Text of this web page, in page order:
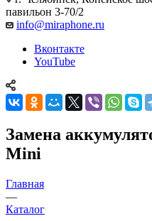
павильон 3-70/2
info@miraphone.ru
Вконтакте
YouTube
Замена
Mini
Главная
—
Каталог